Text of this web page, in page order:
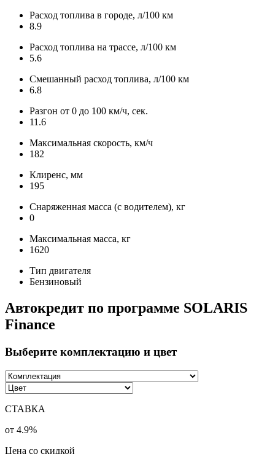
Расход топлива в городе, л/100 км
8.9
Расход топлива на трассе, л/100 км
5.6
Смешанный расход топлива, л/100 км
6.8
Разгон от 0 до 100 км/ч, сек.
11.6
Максимальная скорость, км/ч
182
Клиренс, мм
195
Снаряженная масса (с водителем), кг
0
Максимальная масса, кг
1620
Тип двигателя
Бензиновый
Автокредит по программе SOLARIS
Finance
Выберите комплектацию и цвет
СТАВКА
от 4.9%
Цена со скидкой